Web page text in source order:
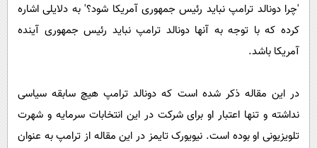
سفر و تفریح
علمی
اخبار کریپتو
گوناگون
سرگرمی
فیلم
سرگرمی
پیامک
'چرا دونالد ترامپ نباید رئیس جمهوری آمریکا شود؟' به دلایلی اشاره
کرده که با توجه به آنها دونالد ترامپ نباید رئیس جمهوری آینده
آمریکا باشد.
در این مقاله ذکر شده است که دونالد ترامپ هیچ سابقه سیاسی
نداشته و تنها اعتبار او برای شرکت در این انتخابات سرمایه و شهرت
تلویزیونی او بوده است. نیویورک تایمز در این مقاله از ترامپ به عنوان